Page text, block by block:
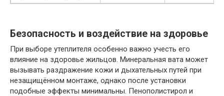
Безопасность и воздействие на здоровье
При выборе утеплителя особенно важно учесть его
влияние на здоровье жильцов. Минеральная вата может
вызывать раздражение кожи и дыхательных путей при
незащищённом монтаже, однако после установки
подобные эффекты минимальны. Пенополистирол и